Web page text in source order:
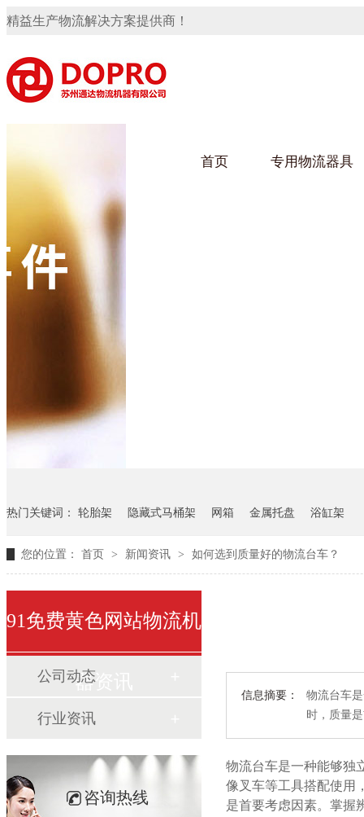
精益生产物流解决方案提供商！
首页 专用物流器具
91免费观看视频架
变速箱托盘
发动机料架
仪表盘料架
手推车
气瓶料架
隐藏式马桶水箱支架
汽车行业
卫浴行业
热门关键词： 轮胎架 隐藏式马桶架 网箱 金属托盘 浴缸架
您的位置： 首页 > 新闻资讯 > 如何选到质量好的物流台车？
信息摘要：
物流台车是
时，质量
物流台车是一种能够独立
像叉车等工具搭配使用
是首要考虑因素。
91免费黄色网站物流机
器资讯
公司动态
行业资讯
咨询热线